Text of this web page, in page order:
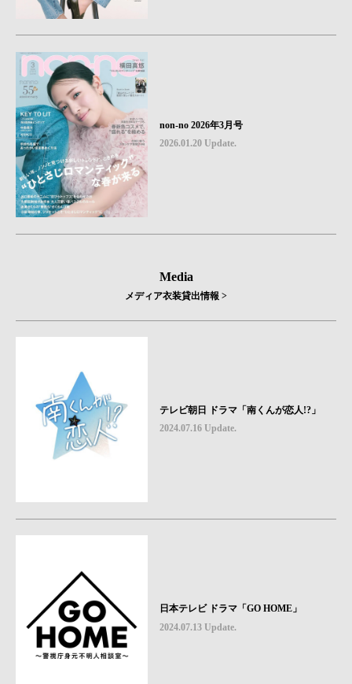
non-no 2026年3月号
2026.01.20 Update.
Media
メディア衣装貸出情報 >
テレビ朝日 ドラマ「南くんが恋人!?」
2024.07.16 Update.
日本テレビ ドラマ「GO HOME」
2024.07.13 Update.